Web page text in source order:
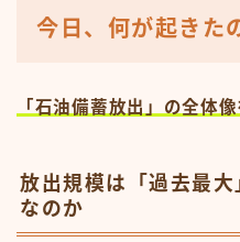
今日、何が起きた
「石油備蓄放出」の全体
放出規模は「過去最
なのか